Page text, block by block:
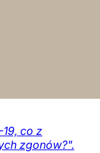
co z
zgonów?".